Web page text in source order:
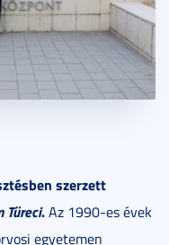
szerzett
Türeci.Az 1990-es évek
egyetemen